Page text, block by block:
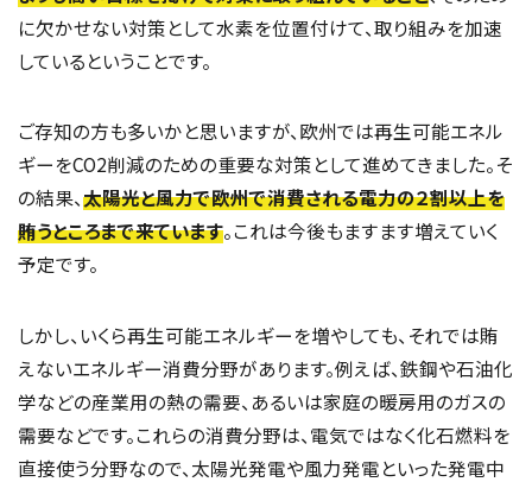
に欠かせない対策として水素を位置付けて、取り組みを加速
しているということです。
ご存知の方も多いかと思いますが、欧州では再生可能エネル
ギーをCO2削減のための重要な対策として進めてきました。そ
の結果、太陽光と風力で欧州で消費される電力の２割以上を
賄うところまで来ています。これは今後もますます増えていく
予定です。
しかし、いくら再生可能エネルギーを増やしても、それでは賄
えないエネルギー消費分野があります。例えば、鉄鋼や石油化
学などの産業用の熱の需要、あるいは家庭の暖房用のガスの
需要などです。これらの消費分野は、電気ではなく化石燃料を
直接使う分野なので、太陽光発電や風力発電といった発電中